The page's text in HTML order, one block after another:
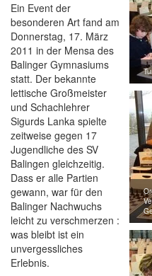
Ein Event der
besonderen Art fand am
Donnerstag, 17. März
2011 in der Mensa des
Balinger Gymnasiums
statt. Der bekannte
lettische Großmeister
und Schachlehrer
Sigurds Lanka spielte
zeitweise gegen 17
Jugendliche des SV
Balingen gleichzeitig.
Dass er alle Partien
gewann, war für den
Balinger Nachwuchs
leicht zu verschmerzen :
was bleibt ist ein
unvergessliches
Erlebnis.